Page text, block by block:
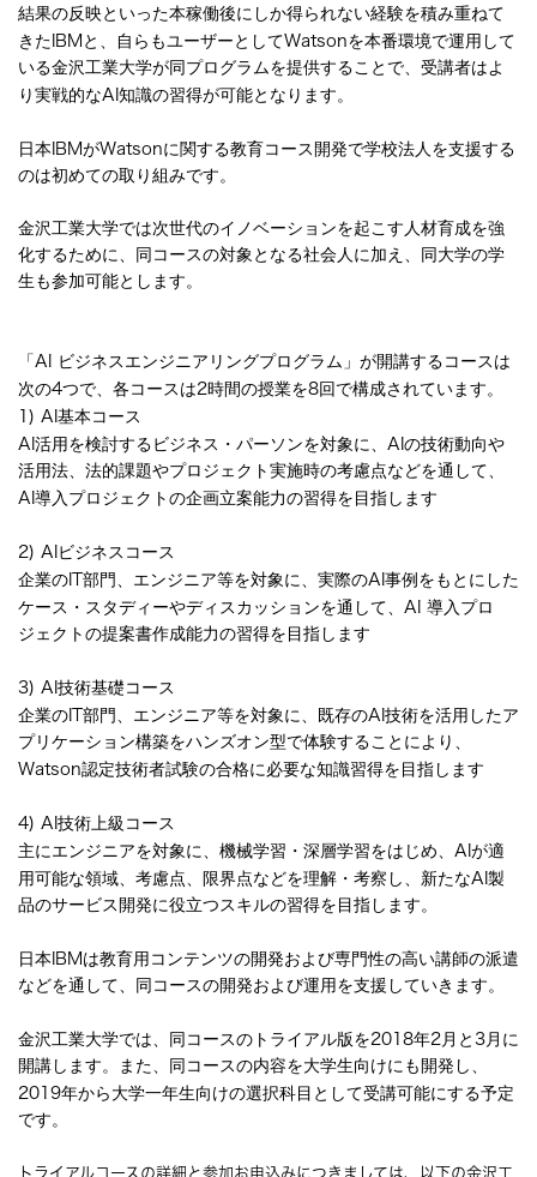
結果の反映といった本稼働後にしか得られない経験を積み重ねて
きた IBM と、自らもユーザーとしてWatsonを本番環境で運用して
いる金沢工業大学が同プログラムを提供することで、受講者はよ
り実戦的なAI 知識の習得が可能となります。
日本 IBMがWatsonに関する教育コース開発で学校法人を支援する
のは初めての取り組みです。
金沢工業大学では次世代のイノベーションを起こす人材育成を強
化するために、同コースの対象となる社会人に加え、同大学の学
生も参加可能とします。
「 AI
ビジネスエンジニアリングプログラム」が開講するコースは
次の4つで、 各コースは2時間の授業を8回で構成されています。
1) AI 基本コース
AI 活用を検討するビジネス・パーソンを対象に、 AI の技術動向や
活用法、法的課題やプロジェクト実施時の考慮点などを通して、
AI 導入プロジェクトの企画立案能力の習得を目指します
2) AI ビジネスコース
企業の IT部門、エンジニア等を対象に、実際のAI 事例をもとにした
ケース・スタディーやディスカッションを通して、
AI 導入プロ
ジェクトの提案書作成能力の習得を目指します
3) AI 技術基礎コース
企業の IT部門、エンジニア等を対象に、既存のAI 技術を活用したア
プリケーション構築をハンズオン型で体験することにより、
Watson認定技術者試験の合格に必要な知識習得を目指します
4) AI 技術上級コース
主にエンジニアを対象に、機械学習・深層学習をはじめ、
AI が適
用可能な領域、考慮点、限界点などを理解・考察し、新たなAI 製
品のサービス開発に役立つスキルの習得を目指します。
日本 IBM は教育用コンテンツの開発および専門性の高い講師の派遣
などを通して、同コースの開発および運用を支援していきます。
金沢工業大学では、 同コースのトライアル版を2018年2 月と 3 月に
開講します。また、 同コースの内容を大学生向けにも開発し、
2019年から大学一年生向けの選択科目として受講可能にする予定
です。
トライアルコースの詳細と参加お申込みにつきましては、以下の金沢工